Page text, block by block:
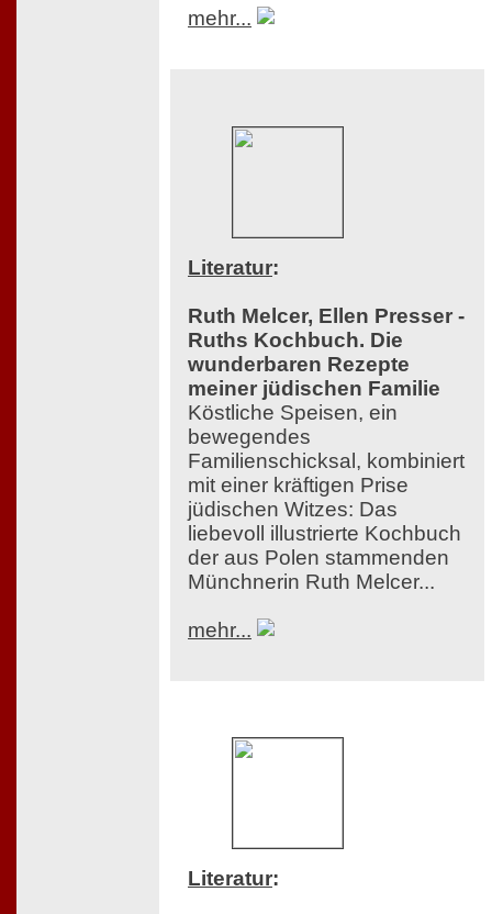
mehr...
Literatur:
Ruth Melcer, Ellen Presser -
Ruths Kochbuch. Die
wunderbaren Rezepte
meiner jüdischen Familie
Köstliche Speisen, ein
bewegendes
Familienschicksal, kombiniert
mit einer kräftigen Prise
jüdischen Witzes: Das
liebevoll illustrierte Kochbuch
der aus Polen stammenden
Münchnerin Ruth Melcer...
mehr...
Literatur: